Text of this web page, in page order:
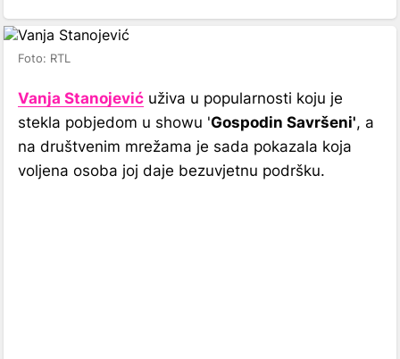
Foto: RTL
Vanja Stanojević uživa u popularnosti koju je
stekla pobjedom u showu 'Gospodin Savršeni', a
na društvenim mrežama je sada pokazala koja
voljena osoba joj daje bezuvjetnu podršku.